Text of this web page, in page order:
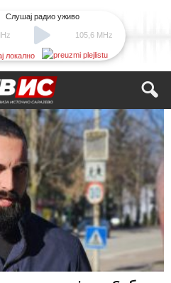
Слушај радио уживо
105,6 MHz
локално